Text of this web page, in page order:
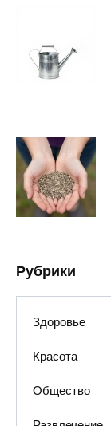
Рубрики
Здоровье
Красота
Общество